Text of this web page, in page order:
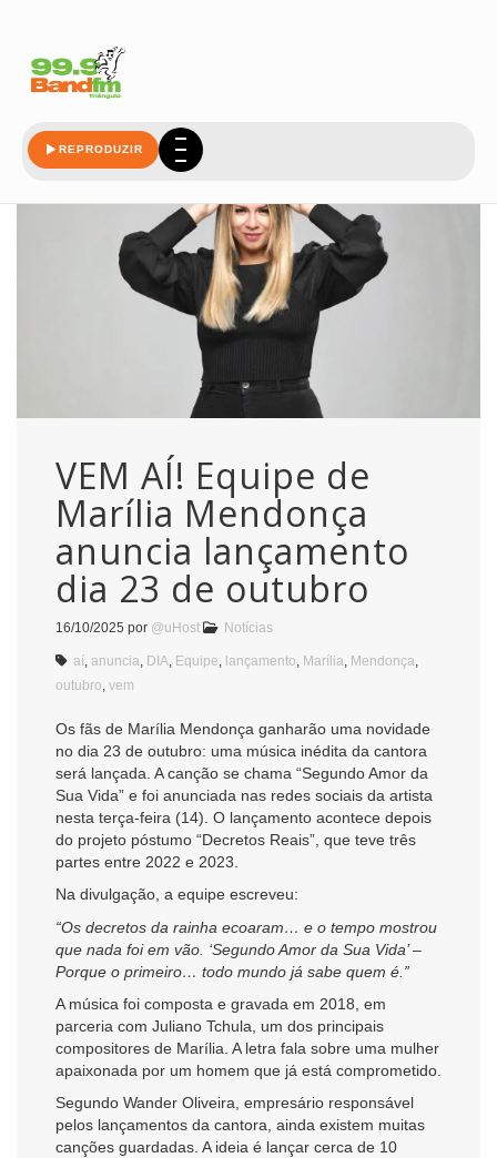
REPRODUZIR
VEM AÍ! Equipe de
Marília Mendonça
anuncia lançamento
dia 23 de outubro
16/10/2025 por @uHost Notícias
aí anuncia DIA Equipe lançamento Marília Mendonça
outubro vem
Os fãs de Marília Mendonça ganharão uma novidade
no dia 23 de outubro: uma música inédita da cantora
será lançada. A canção se chama “Segundo Amor da
Sua Vida” e foi anunciada nas redes sociais da artista
nesta terça-feira (14). O lançamento acontece depois
do projeto póstumo “Decretos Reais”, que teve três
partes entre 2022 e 2023.
Na divulgação, a equipe escreveu:
“Os decretos da rainha ecoaram… e o tempo mostrou
que nada foi em vão. ‘Segundo Amor da Sua Vida’ –
Porque o primeiro… todo mundo já sabe quem é.”
A música foi composta e gravada em 2018, em
parceria com Juliano Tchula, um dos principais
compositores de Marília. A letra fala sobre uma mulher
apaixonada por um homem que já está comprometido.
Segundo Wander Oliveira, empresário responsável
pelos lançamentos da cantora, ainda existem muitas
canções guardadas. A ideia é lançar cerca de 10